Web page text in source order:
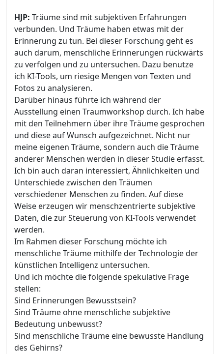
HJP: Träume sind mit subjektiven Erfahrungen
verbunden. Und Träume haben etwas mit der
Erinnerung zu tun. Bei dieser Forschung geht es
auch darum, menschliche Erinnerungen rückwärts
zu verfolgen und zu untersuchen. Dazu benutze
ich KI-Tools, um riesige Mengen von Texten und
Fotos zu analysieren.
Darüber hinaus führte ich während der
Ausstellung einen Traumworkshop durch. Ich habe
mit den Teilnehmern über ihre Träume gesprochen
und diese auf Wunsch aufgezeichnet. Nicht nur
meine eigenen Träume, sondern auch die Träume
anderer Menschen werden in dieser Studie erfasst.
Ich bin auch daran interessiert, Ähnlichkeiten und
Unterschiede zwischen den Träumen
verschiedener Menschen zu finden. Auf diese
Weise erzeugen wir menschzentrierte subjektive
Daten, die zur Steuerung von KI-Tools verwendet
werden.
Im Rahmen dieser Forschung möchte ich
menschliche Träume mithilfe der Technologie der
künstlichen Intelligenz untersuchen.
Und ich möchte die folgende spekulative Frage
stellen:
Sind Erinnerungen Bewusstsein?
Sind Träume ohne menschliche subjektive
Bedeutung unbewusst?
Sind menschliche Träume eine bewusste Handlung
des Gehirns?